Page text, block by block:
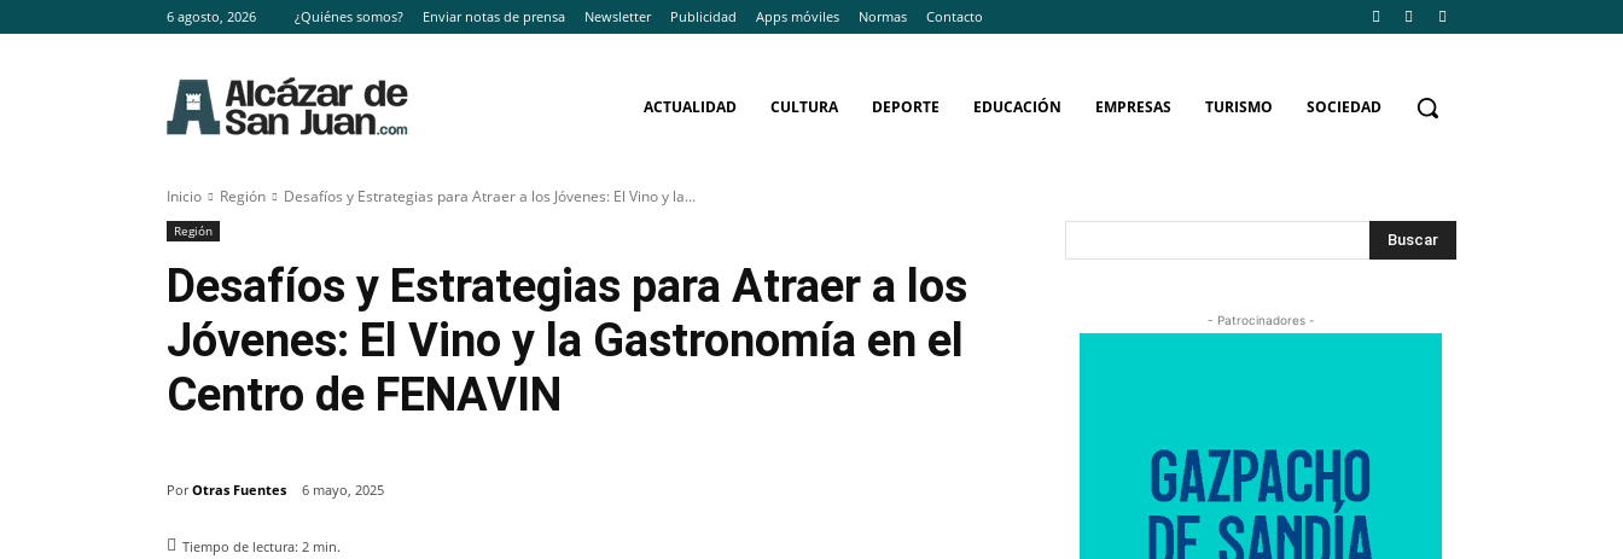
6 agosto, 2026 ¿Quiénes somos? Enviar notas de prensa Newsletter Publicidad Apps móviles Normas Contacto
ACTUALIDAD CULTURA DEPORTE EDUCACIÓN EMPRESAS TURISMO SOCIEDAD
Inicio Región Desafíos y Estrategias para Atraer a los Jóvenes: El Vino y la...
Región
Desafíos y Estrategias para Atraer a los
Jóvenes: El Vino y la Gastronomía en el
Centro de FENAVIN
Por Otras Fuentes 6 mayo, 2025
Tiempo de lectura: 2 min.
Buscar
- Patrocinadores -